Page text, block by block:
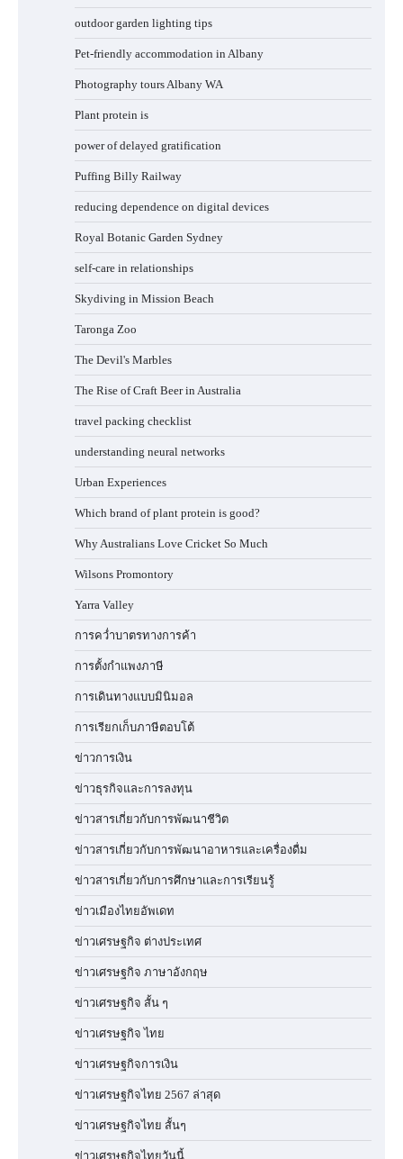
outdoor garden lighting tips
Pet-friendly accommodation in Albany
Photography tours Albany WA
Plant protein is
power of delayed gratification
Puffing Billy Railway
reducing dependence on digital devices
Royal Botanic Garden Sydney
self-care in relationships
Skydiving in Mission Beach
Taronga Zoo
The Devil's Marbles
The Rise of Craft Beer in Australia
travel packing checklist
understanding neural networks
Urban Experiences
Which brand of plant protein is good?
Why Australians Love Cricket So Much
Wilsons Promontory
Yarra Valley
การคว่ำบาตรทางการค้า
การตั้งกำแพงภาษี
การเดินทางแบบมินิมอล
การเรียกเก็บภาษีตอบโต้
ข่าวการเงิน
ข่าวธุรกิจและการลงทุน
ข่าวสารเกี่ยวกับการพัฒนาชีวิต
ข่าวสารเกี่ยวกับการพัฒนาอาหารและเครื่องดื่ม
ข่าวสารเกี่ยวกับการศึกษาและการเรียนรู้
ข่าวเมืองไทยอัพเดท
ข่าวเศรษฐกิจ ต่างประเทศ
ข่าวเศรษฐกิจ ภาษาอังกฤษ
ข่าวเศรษฐกิจ สั้น ๆ
ข่าวเศรษฐกิจ ไทย
ข่าวเศรษฐกิจการเงิน
ข่าวเศรษฐกิจไทย 2567 ล่าสุด
ข่าวเศรษฐกิจไทย สั้นๆ
ข่าวเศรษฐกิจไทยวันนี้